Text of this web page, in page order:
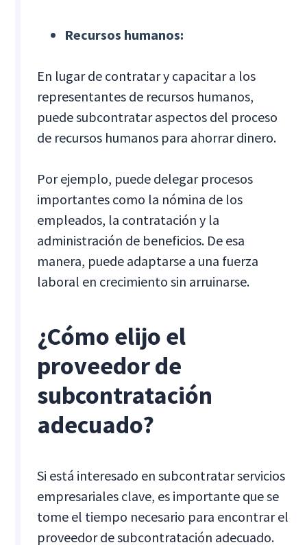
Recursos humanos:
En lugar de contratar y capacitar a los
representantes de recursos humanos,
puede subcontratar aspectos del proceso
de recursos humanos para ahorrar dinero.
Por ejemplo, puede delegar procesos
importantes como la nómina de los
empleados, la contratación y la
administración de beneficios. De esa
manera, puede adaptarse a una fuerza
laboral en crecimiento sin arruinarse.
¿Cómo elijo el
proveedor de
subcontratación
adecuado?
Si está interesado en subcontratar servicios
empresariales clave, es importante que se
tome el tiempo necesario para encontrar el
proveedor de subcontratación adecuado.